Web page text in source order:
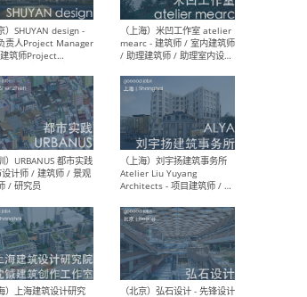
（深圳）TOMO東木筑造 -
室内设计师 / 资深深化设计
方向) / 照明设计师 / 软装设
计师
（北京）LOD朗奥建筑 - 资深
室内建筑师 / 产品研发及新
媒体运营设计师 / FF&E软装
设计师 / 深化设计师 / 实习
生